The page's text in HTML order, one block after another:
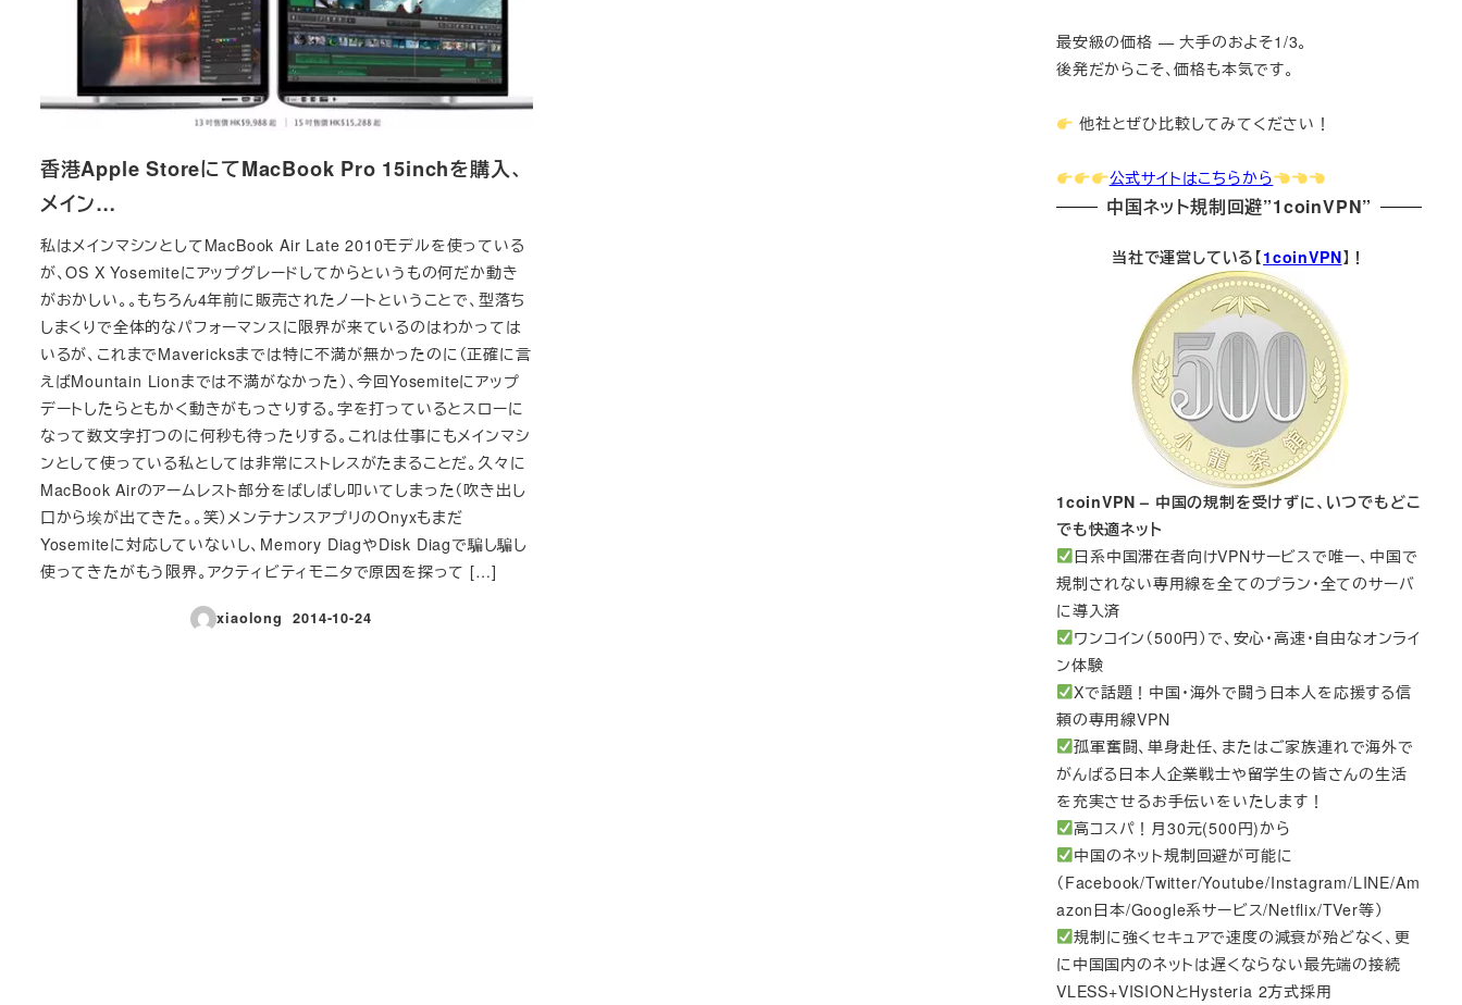
香港Apple StoreにてMacBook Pro 15inchを購入、
メイン…
私はメインマシンとしてMacBook Air Late 2010モデルを使っている
が、OS X Yosemiteにアップグレードしてからというもの何だか動き
がおかしい。。もちろん4年前に販売されたノートということで、型落ち
しまくりで全体的なパフォーマンスに限界が来ているのはわかっては
いるが、これまでMavericksまでは特に不満が無かったのに（正確に言
えばMountain Lionまでは不満がなかった）、今回Yosemiteにアップ
デートしたらともかく動きがもっさりする。字を打っているとスローに
なって数文字打つのに何秒も待ったりする。これは仕事にもメインマシ
ンとして使っている私としては非常にストレスがたまることだ。久々に
MacBook Airのアームレスト部分をばしばし叩いてしまった（吹き出し
口から埃が出てきた。。笑）メンテナンスアプリのOnyxもまだ
Yosemiteに対応していないし、Memory DiagやDisk Diagで騙し騙し
使ってきたがもう限界。アクティビティモニタで原因を探って […]
xiaolong
投稿日
2014-10-24
最安級の価格 — 大手のおよそ1/3。
後発だからこそ、価格も本気です。
他社とぜひ比較してみてください！
公式サイトはこちらから
中国ネット規制回避”1coinVPN”
当社で運営している【1coinVPN】！
1coinVPN – 中国の規制を受けずに、いつでもどこ
でも快適ネット
日系中国滞在者向けVPNサービスで唯一、中国で
規制されない専用線を全てのプラン・全てのサーバ
に導入済
ワンコイン（500円）で、安心・高速・自由なオンライ
ン体験
Xで話題！中国・海外で闘う日本人を応援する信
頼の専用線VPN
孤軍奮闘、単身赴任、またはご家族連れで海外で
がんばる日本人企業戦士や留学生の皆さんの生活
を充実させるお手伝いをいたします！
高コスパ！月30元(500円)から
中国のネット規制回避が可能に
（Facebook/Twitter/Youtube/Instagram/LINE/Am
azon日本/Google系サービス/Netflix/TVer等）
規制に強くセキュアで速度の減衰が殆どなく、更
に中国国内のネットは遅くならない最先端の接続
VLESS+VISIONとHysteria 2方式採用